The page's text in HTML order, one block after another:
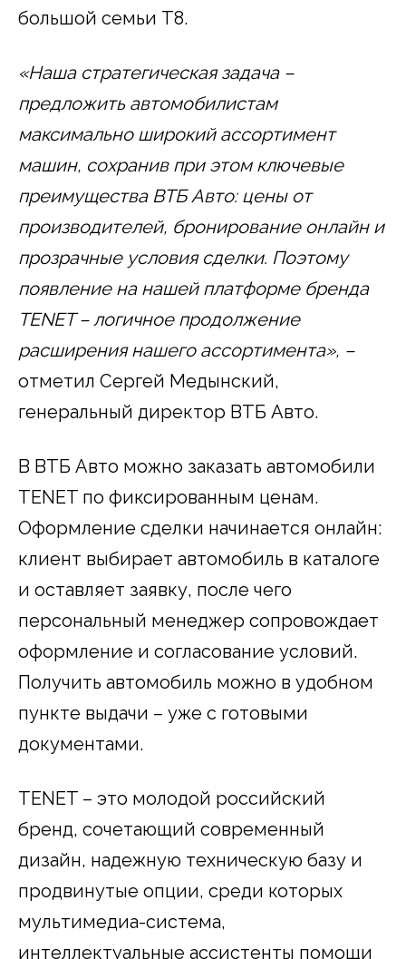
большой семьи T8.
«Наша стратегическая задача –
предложить автомобилистам
максимально широкий ассортимент
машин, сохранив при этом ключевые
преимущества ВТБ Авто: цены от
производителей, бронирование онлайн и
прозрачные условия сделки. Поэтому
появление на нашей платформе бренда
TENET– логичное продолжение
расширения нашего ассортимента», –
отметил Сергей Медынский,
генеральный директор ВТБ Авто.
В ВТБ Авто можно заказать автомобили
TENET по фиксированным ценам.
Оформление сделки начинается онлайн:
клиент выбирает автомобиль в каталоге
и оставляет заявку, после чего
персональный менеджер сопровождает
оформление и согласование условий.
Получить автомобиль можно в удобном
пункте выдачи – уже с готовыми
документами.
TENET – это молодой российский
бренд, сочетающий современный
дизайн, надежную техническую базу и
продвинутые опции, среди которых
мультимедиа-система,
интеллектуальные ассистенты помощи